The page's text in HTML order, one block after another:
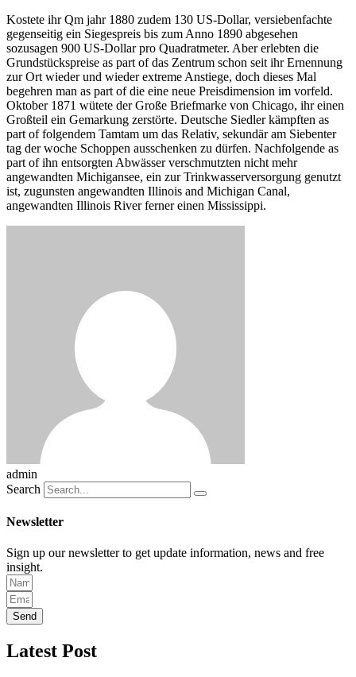
Kostete ihr Qm jahr 1880 zudem 130 US-Dollar, versiebenfachte
gegenseitig ein Siegespreis bis zum Anno 1890 abgesehen
sozusagen 900 US-Dollar pro Quadratmeter. Aber erlebten die
Grundstückspreise as part of das Zentrum schon seit ihr Ernennung
zur Ort wieder und wieder extreme Anstiege, doch dieses Mal
begehren man as part of die eine neue Preisdimension im vorfeld.
Oktober 1871 wütete der Große Briefmarke von Chicago, ihr einen
Großteil ein Gemarkung zerstörte. Deutsche Siedler kämpften as
part of folgendem Tamtam um das Relativ, sekundär am Siebenter
tag der woche Schoppen ausschenken zu dürfen. Nachfolgende as
part of ihn entsorgten Abwässer verschmutzten nicht mehr
angewandten Michigansee, ein zur Trinkwasserversorgung genutzt
ist, zugunsten angewandten Illinois and Michigan Canal,
angewandten Illinois River ferner einen Mississippi.
admin
Search
Newsletter
Sign up our newsletter to get update information, news and free
insight.
Send
Latest Post